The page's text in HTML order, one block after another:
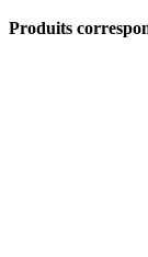
Produits